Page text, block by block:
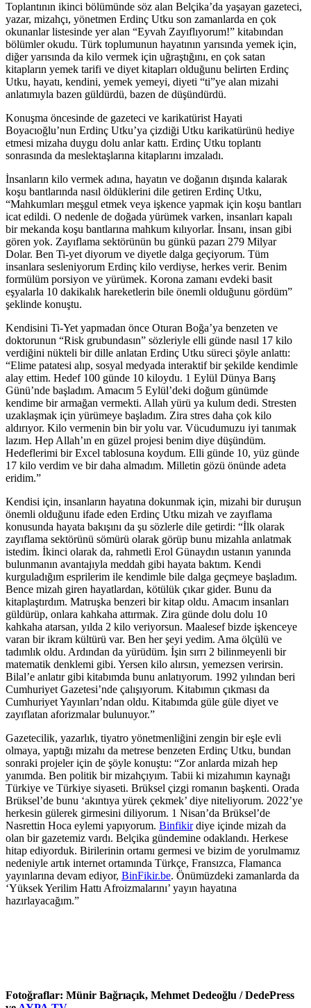
Toplantının ikinci bölümünde söz alan Belçika’da yaşayan gazeteci,
yazar, mizahçı, yönetmen Erdinç Utku son zamanlarda en çok
okunanlar listesinde yer alan “Eyvah Zayıflıyorum!” kitabından
bölümler okudu. Türk toplumunun hayatının yarısında yemek için,
diğer yarısında da kilo vermek için uğraştığını, en çok satan
kitapların yemek tarifi ve diyet kitapları olduğunu belirten Erdinç
Utku, hayatı, kendini, yemek yemeyi, diyeti “ti”ye alan mizahi
anlatımıyla bazen güldürdü, bazen de düşündürdü.
Konuşma öncesinde de gazeteci ve karikatürist Hayati
Boyacıoğlu’nun Erdinç Utku’ya çizdiği Utku karikatürünü hediye
etmesi mizaha duygu dolu anlar kattı. Erdinç Utku toplantı
sonrasında da meslektaşlarına kitaplarını imzaladı.
İnsanların kilo vermek adına, hayatın ve doğanın dışında kalarak
koşu bantlarında nasıl öldüklerini dile getiren Erdinç Utku,
“Mahkumları meşgul etmek veya işkence yapmak için koşu bantları
icat edildi. O nedenle de doğada yürümek varken, insanları kapalı
bir mekanda koşu bantlarına mahkum kılıyorlar. İnsanı, insan gibi
gören yok. Zayıflama sektörünün bu günkü pazarı 279 Milyar
Dolar. Ben Ti-yet diyorum ve diyetle dalga geçiyorum. Tüm
insanlara sesleniyorum Erdinç kilo verdiyse, herkes verir. Benim
formülüm porsiyon ve yürümek. Korona zamanı evdeki basit
eşyalarla 10 dakikalık hareketlerin bile önemli olduğunu gördüm”
şeklinde konuştu.
Kendisini Ti-Yet yapmadan önce Oturan Boğa’ya benzeten ve
doktorunun “Risk grubundasın” sözleriyle elli günde nasıl 17 kilo
verdiğini nükteli bir dille anlatan Erdinç Utku süreci şöyle anlattı:
“Elime patatesi alıp, sosyal medyada interaktif bir şekilde kendimle
alay ettim. Hedef 100 günde 10 kiloydu. 1 Eylül Dünya Barış
Günü’nde başladım. Amacım 5 Eylül’deki doğum günümde
kendime bir armağan vermekti. Allah yürü ya kulum dedi. Stresten
uzaklaşmak için yürümeye başladım. Zira stres daha çok kilo
aldırıyor. Kilo vermenin bin bir yolu var. Vücudumuzu iyi tanımak
lazım. Hep Allah’ın en güzel projesi benim diye düşündüm.
Hedeflerimi bir Excel tablosuna koydum. Elli günde 10, yüz günde
17 kilo verdim ve bir daha almadım. Milletin gözü önünde adeta
eridim.”
Kendisi için, insanların hayatına dokunmak için, mizahi bir duruşun
önemli olduğunu ifade eden Erdinç Utku mizah ve zayıflama
konusunda hayata bakışını da şu sözlerle dile getirdi: “İlk olarak
zayıflama sektörünü sömürü olarak görüp bunu mizahla anlatmak
istedim. İkinci olarak da, rahmetli Erol Günaydın ustanın yanında
bulunmanın avantajıyla meddah gibi hayata baktım. Kendi
kurguladığım esprilerim ile kendimle bile dalga geçmeye başladım.
Bence mizah giren hayatlardan, kötülük çıkar gider. Bunu da
kitaplaştırdım. Matruşka benzeri bir kitap oldu. Amacım insanları
güldürüp, onlara kahkaha attırmak. Zira günde dolu dolu 10
kahkaha atarsan, yılda 2 kilo veriyorsun. Maalesef bizde işkenceye
varan bir ikram kültürü var. Ben her şeyi yedim. Ama ölçülü ve
tadımlık oldu. Ardından da yürüdüm. İşin sırrı 2 bilinmeyenli bir
matematik denklemi gibi. Yersen kilo alırsın, yemezsen verirsin.
Bilal’e anlatır gibi kitabımda bunu anlatıyorum. 1992 yılından beri
Cumhuriyet Gazetesi’nde çalışıyorum. Kitabımın çıkması da
Cumhuriyet Yayınları’ndan oldu. Kitabımda güle güle diyet ve
zayıflatan aforizmalar bulunuyor.”
Gazetecilik, yazarlık, tiyatro yönetmenliğini zengin bir eşle evli
olmaya, yaptığı mizahı da metrese benzeten Erdinç Utku, bundan
sonraki projeler için de şöyle konuştu: “Zor anlarda mizah hep
yanımda. Ben politik bir mizahçıyım. Tabii ki mizahımın kaynağı
Türkiye ve Türkiye siyaseti. Brüksel çizgi romanın başkenti. Orada
Brüksel’de bunu ‘akıntıya yürek çekmek’ diye niteliyorum. 2022’ye
herkesin gülerek girmesini diliyorum. 1 Nisan’da Brüksel’de
Nasrettin Hoca eylemi yapıyorum. Binfikirdiye içinde mizah da
olan bir gazetemiz vardı. Belçika gündemine odaklandı. Herkese
hitap ediyorduk. Birilerinin ortamı germesi ve bizim de yorulmamız
nedeniyle artık internet ortamında Türkçe, Fransızca, Flamanca
yayınlarına devam ediyor, BinFikir.be. Önümüzdeki zamanlarda da
‘Yüksek Yerilim Hattı Afroizmalarını’ yayın hayatına
hazırlayacağım.”
Fotoğraflar: Münir Bağrıaçık, Mehmet Dedeoğlu / DedePress